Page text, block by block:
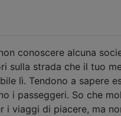
conoscere alcuna
sulla strada che il tuo
lì. Tendono a sapere
i passeggeri. So che
i viaggi di piacere, ma